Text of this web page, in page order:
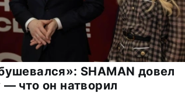
SHAMAN довел
что он натворил